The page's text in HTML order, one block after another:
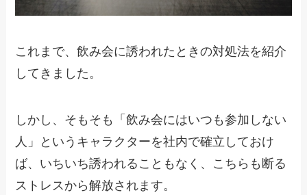
これまで、飲み会に誘われたときの対処法を紹介
してきました。
しかし、そもそも「飲み会にはいつも参加しない
人」という キャラクターを社内で確立 しておけ
ば、いちいち誘われることもなく、こちらも断る
ストレスから解放されます。